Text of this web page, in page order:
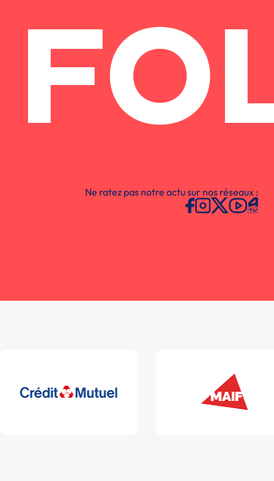
Ne ratez pas notre actu sur nos réseaux :